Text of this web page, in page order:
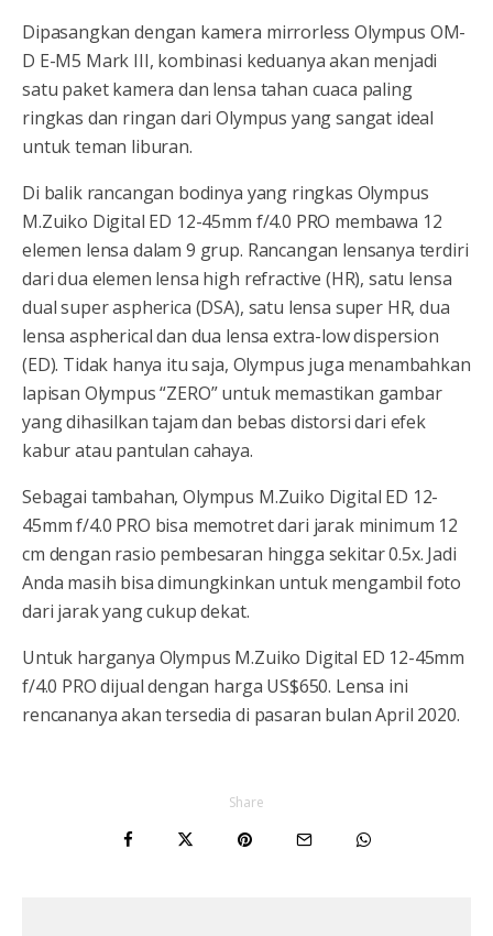
Dipasangkan dengan kamera mirrorless Olympus OM-
D E-M5 Mark III, kombinasi keduanya akan menjadi
satu paket kamera dan lensa tahan cuaca paling
ringkas dan ringan dari Olympus yang sangat ideal
untuk teman liburan.
Di balik rancangan bodinya yang ringkas Olympus
M.Zuiko Digital ED 12-45mm f/4.0 PRO membawa 12
elemen lensa dalam 9 grup. Rancangan lensanya terdiri
dari dua elemen lensa high refractive (HR), satu lensa
dual super aspherica (DSA), satu lensa super HR, dua
lensa aspherical dan dua lensa extra-low dispersion
(ED). Tidak hanya itu saja, Olympus juga menambahkan
lapisan Olympus “ZERO” untuk memastikan gambar
yang dihasilkan tajam dan bebas distorsi dari efek
kabur atau pantulan cahaya.
Sebagai tambahan, Olympus M.Zuiko Digital ED 12-
45mm f/4.0 PRO bisa memotret dari jarak minimum 12
cm dengan rasio pembesaran hingga sekitar 0.5x. Jadi
Anda masih bisa dimungkinkan untuk mengambil foto
dari jarak yang cukup dekat.
Untuk harganya Olympus M.Zuiko Digital ED 12-45mm
f/4.0 PRO dijual dengan harga US$650. Lensa ini
rencananya akan tersedia di pasaran bulan April 2020.
Share